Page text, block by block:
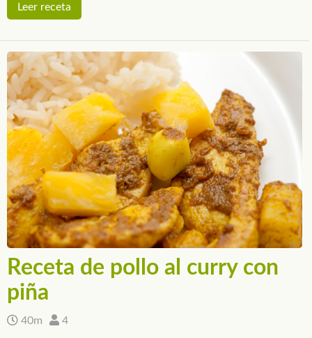
Leer receta
Receta de pollo al curry con
piña
40m 4